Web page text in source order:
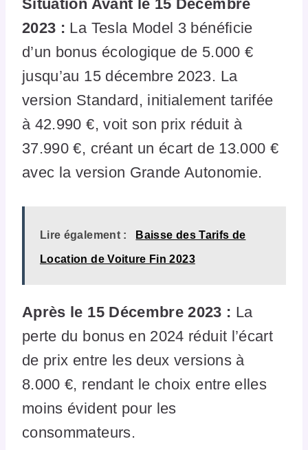
Situation Avant le 15 Décembre
2023 : La Tesla Model 3 bénéficie
d’un bonus écologique de 5.000 €
jusqu’au 15 décembre 2023. La
version Standard, initialement tarifée
à 42.990 €, voit son prix réduit à
37.990 €, créant un écart de 13.000 €
avec la version Grande Autonomie.
Lire également : Baisse des Tarifs de
Location de Voiture Fin 2023
Après le 15 Décembre 2023 : La
perte du bonus en 2024 réduit l’écart
de prix entre les deux versions à
8.000 €, rendant le choix entre elles
moins évident pour les
consommateurs.